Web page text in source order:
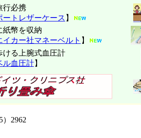
行必携
ートレザーケース 】
紙幣を収納
イカー社マネーベルト 】
ける上腕式血圧計
ル血圧計】
2962